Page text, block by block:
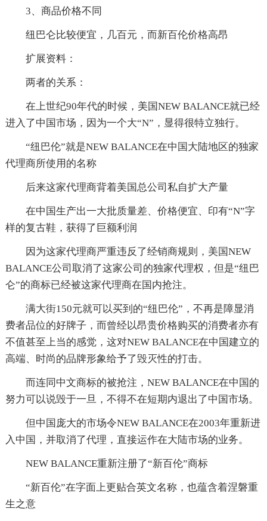
3、商品价格不同
纽巴仑比较便宜，几百元，而新百伦价格高昂
扩展资料：
两者的关系：
在上世纪90年代的时候，美国NEW BALANCE就已经
进入了中国市场，因为一个大“N”，显得很特立独行。
“纽巴伦”就是NEW BALANCE在中国大陆地区的独家
代理商所使用的名称
后来这家代理商背着美国总公司私自扩大产量
在中国生产出一大批质量差、价格便宜、印有“N”字
样的复古鞋，获得了巨额利润
因为这家代理商严重违反了经销商规则，美国NEW
BALANCE公司取消了这家公司的独家代理权，但是“纽巴
仑”的商标已经被这家代理商在国内抢注。
满大街150元就可以买到的“纽巴伦”，不再是障显消
费者品位的好牌子，而曾经以昂贵价格购买的消费者亦有
不值甚至上当的感觉，这对NEW BALANCE在中国建立的
高端、时尚的品牌形象给予了毁灭性的打击。
而连同中文商标的被抢注，NEW BALANCE在中国的
努力可以说毁于一旦，不得不在短期内退出了中国市场。
但中国庞大的市场令NEW BALANCE在2003年重新进
入中国，并取消了代理，直接运作在大陆市场的业务。
NEW BALANCE重新注册了“新百伦”商标
“新百伦”在字面上更贴合英文名称，也蕴含着涅磐重
生之意